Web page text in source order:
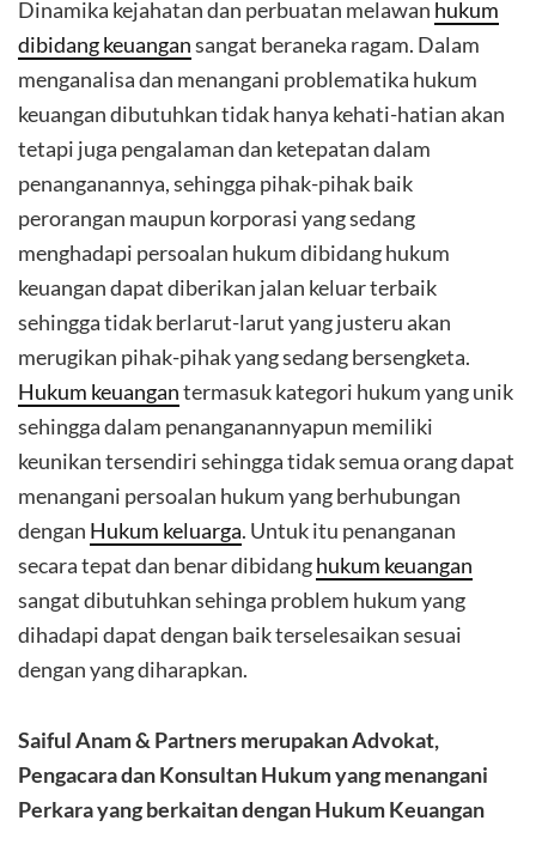
Dinamika kejahatan dan perbuatan melawan hukum
dibidang keuangansangat beraneka ragam. Dalam
menganalisa dan menangani problematika hukum
keuangan dibutuhkan tidak hanya kehati-hatian akan
tetapi juga pengalaman dan ketepatan dalam
penanganannya, sehingga pihak-pihak baik
perorangan maupun korporasi yang sedang
menghadapi persoalan hukum dibidang hukum
keuangan dapat diberikan jalan keluar terbaik
sehingga tidak berlarut-larut yang justeru akan
merugikan pihak-pihak yang sedang bersengketa.
Hukum keuangantermasuk kategori hukum yang unik
sehingga dalam penanganannyapun memiliki
keunikan tersendiri sehingga tidak semua orang dapat
menangani persoalan hukum yang berhubungan
dengan Hukum keluarga. Untuk itu penanganan
secara tepat dan benar dibidanghukum keuangan
sangat dibutuhkan sehinga problem hukum yang
dihadapi dapat dengan baik terselesaikan sesuai
dengan yang diharapkan.
Saiful Anam & Partners merupakan Advokat,
Pengacara dan Konsultan Hukum yang menangani
Perkara yang berkaitan dengan Hukum Keuangan